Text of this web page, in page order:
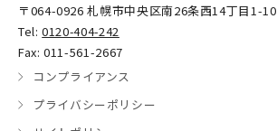
〒064-0926 札幌市中央区南26条西14丁目1-10
Tel:0120-404-242
Fax: 011-561-2667
コンプライアンス
プライバシーポリシー